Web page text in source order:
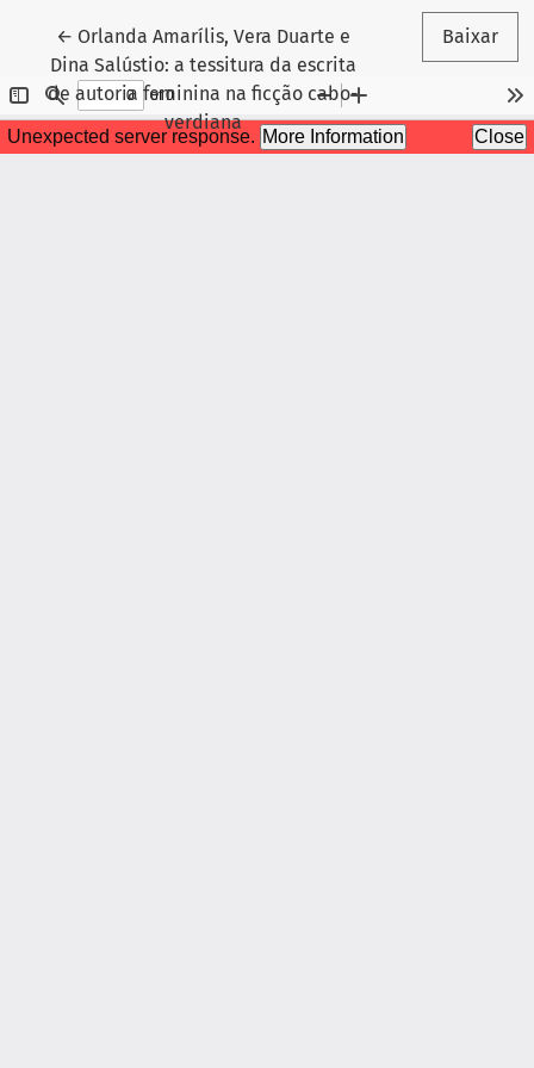
← Voltar aos Detalhes do Artigo
Orlanda Amarílis, Vera Duarte e
Dina Salústio: a tessitura da escrita
de autoria feminina na ficção cabo-
verdiana
Baixar